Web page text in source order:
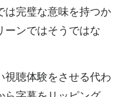
は完璧な意味を持つか
ーンではそうではな
視聴体験をさせる代わ